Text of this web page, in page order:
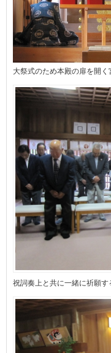
大祭式のため本殿の扉を開く
祝詞奏上と共に一緒に祈願す